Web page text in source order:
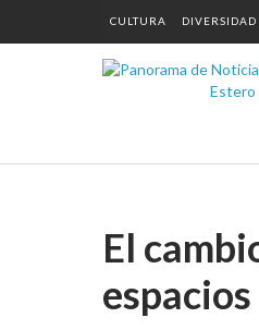
CULTURA DIVERSIDAD
El